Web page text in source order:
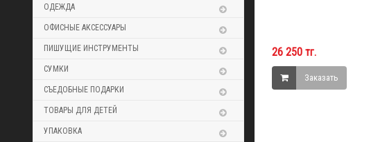
ОДЕЖДА
ОФИСНЫЕ АКСЕССУАРЫ
ПИШУЩИЕ ИНСТРУМЕНТЫ
СУМКИ
СЪЕДОБНЫЕ ПОДАРКИ
ТОВАРЫ ДЛЯ ДЕТЕЙ
УПАКОВКА
26 250 тг.
Заказать